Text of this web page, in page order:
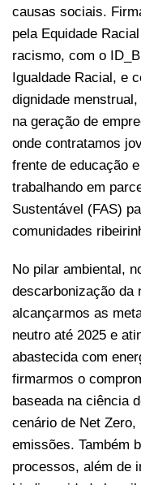
causas sociais.
pela Equidade
racismo, com o
Igualdade Racial, e
dignidade
na geração de
onde contratamos
frente de educação
trabalhando em
Sustentável (FAS)
comunidades
No pilar ambiental,
descarbonização da
alcançarmos as
neutro até 2025 e
abastecida com
firmarmos o
baseada na ciência
cenário de Net
emissões. Também
processos, além de